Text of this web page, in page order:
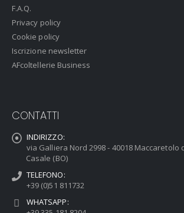
F.A.Q.
Privacy policy
Cookie policy
Iscrizione newsletter
AFcoltellerie Business
CONTATTI
INDIRIZZO:
via Galliera Nord 2998 - 40018 Maccaretolo
Casale (BO)
TELEFONO:
+39 (0)51 811732
WHATSAPP: